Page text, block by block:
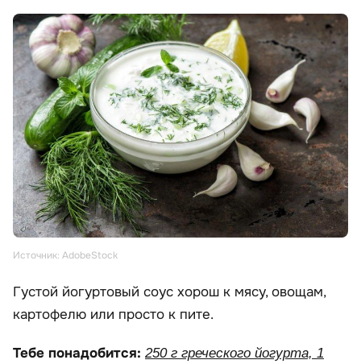
Источник: AdobeStock
Густой йогуртовый соус хорош к мясу, овощам,
картофелю или просто к пите.
Тебе понадобится: 250 г греческого йогурта, 1